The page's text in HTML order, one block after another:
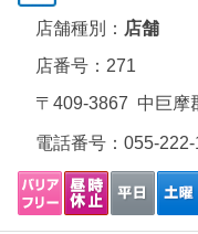
店舗種別： 店舗
店番号：271
〒409-3867 中巨摩
電話番号： 055-222-